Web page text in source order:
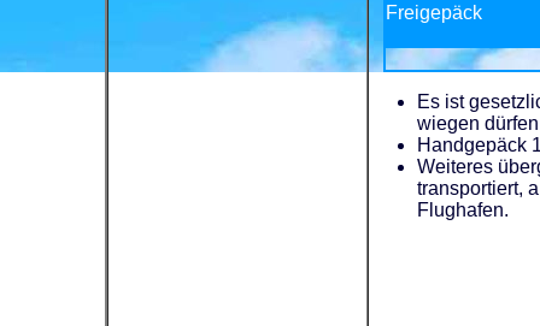
Freigepäck
Es ist
wiegen
Handgepäck
Weiteres
transportiert,
Flughafen.